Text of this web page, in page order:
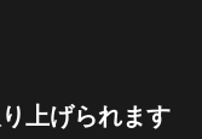
上げられます